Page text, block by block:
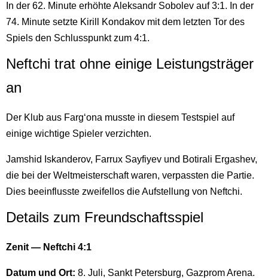
In der 62. Minute erhöhte Aleksandr Sobolev auf 3:1. In der
74. Minute setzte Kirill Kondakov mit dem letzten Tor des
Spiels den Schlusspunkt zum 4:1.
Neftchi trat ohne einige Leistungsträger
an
Der Klub aus Fargʻona musste in diesem Testspiel auf
einige wichtige Spieler verzichten.
Jamshid Iskanderov, Farrux Sayfiyev und Botirali Ergashev,
die bei der Weltmeisterschaft waren, verpassten die Partie.
Dies beeinflusste zweifellos die Aufstellung von Neftchi.
Details zum Freundschaftsspiel
Zenit — Neftchi 4:1
Datum und Ort: 8. Juli, Sankt Petersburg, Gazprom Arena.